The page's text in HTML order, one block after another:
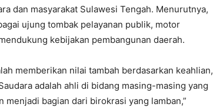
dan masyarakat Sulawesi Tengah. Menurutnya,
ujung tombak pelayanan publik, motor
kebijakan pembangunan daerah.
memberikan nilai tambah berdasarkan keahlian,
adalah ahli di bidang masing-masing yang
bagian dari birokrasi yang lamban,”